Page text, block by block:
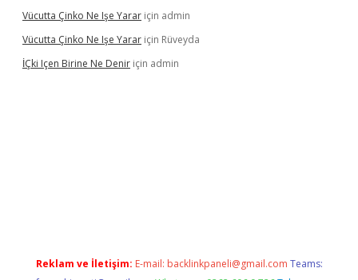
Vücutta Çinko Ne Işe Yarar için admin
Vücutta Çinko Ne Işe Yarar için Rüveyda
İÇki Içen Birine Ne Denir için admin
Reklam ve İletişim: E-mail: backlinkpaneli@gmail.com Teams: